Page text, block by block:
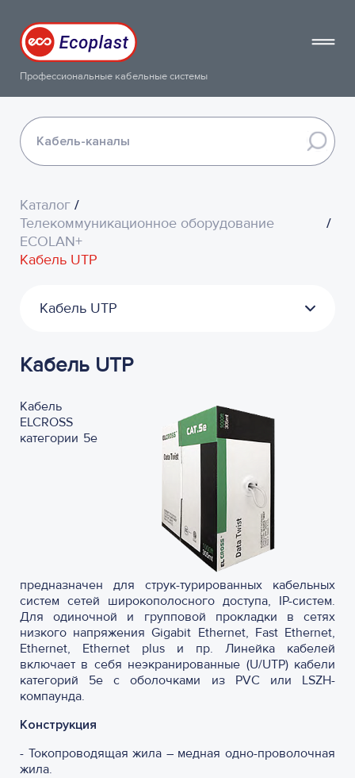
Профессиональные кабельные системы
Каталог /
Телекоммуникационное оборудование
ЕСОLAN+
/
Кабель UTP
Кабель UTP
Кабель UTP
Кабель
ELCROSS
категории 5e
предназначен для струк-турированных кабельных
систем сетей широкополосного доступа, IP-систем.
Для одиночной и групповой прокладки в сетях
низкого напряжения Gigabit Ethernet, Fast Ethernet,
Ethernet, Ethernet plus и пр. Линейка кабелей
включает в себя неэкранированные (U/UTP) кабели
категорий 5е с оболочками из PVC или LSZH-
компаунда.
Конструкция
- Токопроводящая жила – медная одно-проволочная
жила.